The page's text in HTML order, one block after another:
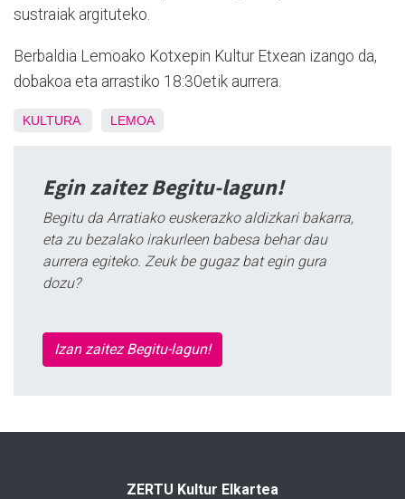
sustraiak argituteko.
Berbaldia Lemoako Kotxepin Kultur Etxean izango da,
dobakoa eta arrastiko 18:30etik aurrera.
KULTURA LEMOA
Egin zaitez Begitu-lagun!
Begitu da Arratiako euskerazko aldizkari bakarra,
eta zu bezalako irakurleen babesa behar dau
aurrera egiteko. Zeuk be gugaz bat egin gura
dozu?
Izan zaitez Begitu-lagun!
ZERTU Kultur Elkartea